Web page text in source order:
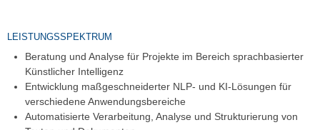
LEISTUNGSSPEKTRUM
Beratung und Analyse für Projekte im Bereich sprachbasierter
Künstlicher Intelligenz
Entwicklung maßgeschneiderter NLP- und KI-Lösungen für
verschiedene Anwendungsbereiche
Automatisierte Verarbeitung, Analyse und Strukturierung von